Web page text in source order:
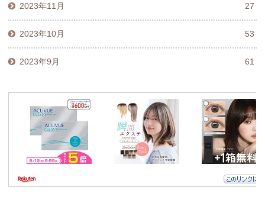
2023年11月 27
2023年10月 53
2023年9月 61